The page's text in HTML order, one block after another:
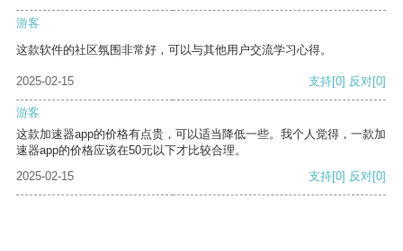
游客
这款软件的社区氛围非常好，可以与其他用户交流学习心得。
2025-02-15 支持[0] 反对[0]
游客
这款加速器app的价格有点贵，可以适当降低一些。我个人觉得，一款加
速器app的价格应该在50元以下才比较合理。
2025-02-15
支持[0] 反对[0]